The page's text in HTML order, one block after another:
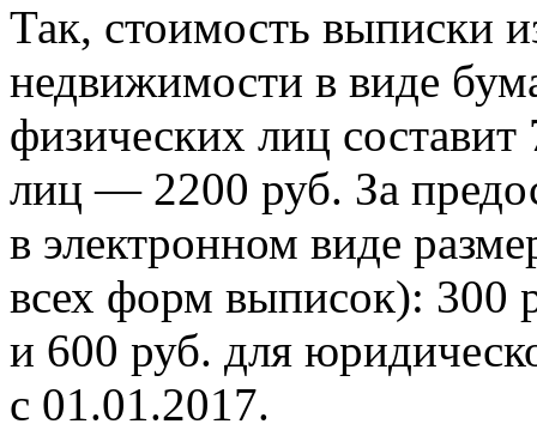
Так, стоимость выписки
недвижимости в виде
физических лиц
лиц — 2200 руб. За
в электронном виде
всех форм выписок): 300
и 600 руб. для
с 01.01.2017.